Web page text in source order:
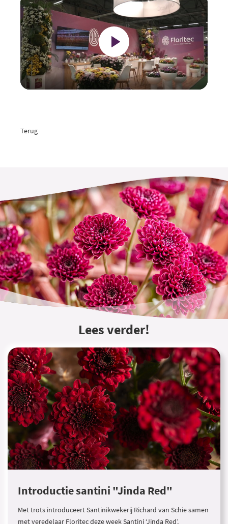
Play
Terug
Lees verder!
Introductie santini "Jinda Red"
Met trots introduceert Santinikwekerij Richard van Schie samen
met veredelaar Floritec deze week Santini ‘Jinda Red’.